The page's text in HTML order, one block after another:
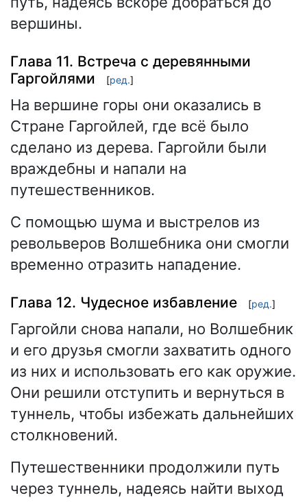
вершины.
Глава 11. Встреча с деревянными
Гаргойлями
[ред.]
На вершине горы они оказались в
Стране Гаргойлей, где всё было
сделано из дерева. Гаргойли были
враждебны и напали на
путешественников.
С помощью шума и выстрелов из
револьверов Волшебника они смогли
временно отразить нападение.
Глава 12. Чудесное избавление [ред.]
Гаргойли снова напали, но Волшебник
и его друзья смогли захватить одного
из них и использовать его как оружие.
Они решили отступить и вернуться в
туннель, чтобы избежать дальнейших
столкновений.
Путешественники продолжили путь
через туннель, надеясь найти выход